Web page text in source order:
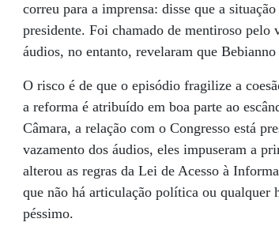
correu para a imprensa: disse que a
presidente. Foi chamado de mentiroso
áudios, no entanto, revelaram que
O risco é de que o episódio fragilize a
a reforma é atribuído em boa parte ao
Câmara, a relação com o Congresso está
vazamento dos áudios, eles impuseram a
alterou as regras da Lei de Acesso à
que não há articulação política ou qualquer
péssimo.